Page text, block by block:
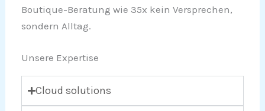
Boutique-Beratung wie 35x kein Versprechen,
sondern Alltag.
Unsere Expertise
Cloud solutions